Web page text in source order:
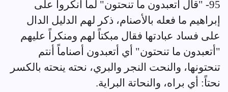
95- "قال أتعبدون ما تنحتون" لما أنكروا على
إبراهيم ما فعله بالأصنام، ذكر لهم الدليل الدال
على فساد عبادتها فقال مبكتاً لهم ومنكراً عليهم
"أتعبدون ما تنحتون" أي أتعبدون أصناماً أنتم
تنحتونها، والنحت النجر والبري، نحته ينحته بالكسر
نحتاً: أي براه، والنحاتة البراية.